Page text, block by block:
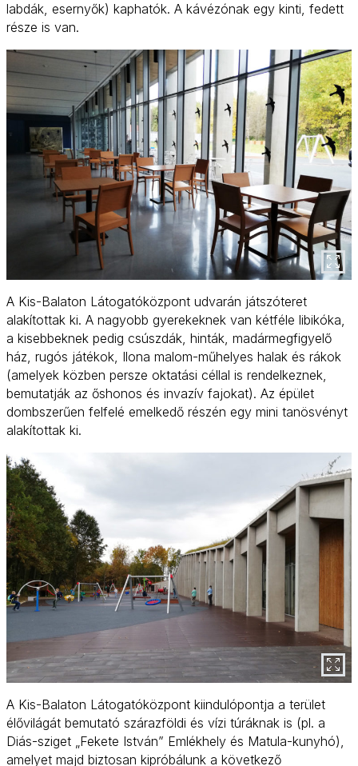
labdák, esernyők) kaphatók. A kávézónak egy kinti, fedett
része is van.
A Kis-Balaton Látogatóközpont udvarán játszóteret
alakítottak ki. A nagyobb gyerekeknek van kétféle libikóka,
a kisebbeknek pedig csúszdák, hinták, madármegfigyelő
ház, rugós játékok, Ilona malom-műhelyes halak és rákok
(amelyek közben persze oktatási céllal is rendelkeznek,
bemutatják az őshonos és invazív fajokat). Az épület
dombszerűen felfelé emelkedő részén egy mini tanösvényt
alakítottak ki.
A Kis-Balaton Látogatóközpont kiindulópontja a terület
élővilágát bemutató szárazföldi és vízi túráknak is (pl. a
Diás-sziget „Fekete István” Emlékhely és Matula-kunyhó),
amelyet majd biztosan kipróbálunk a következő